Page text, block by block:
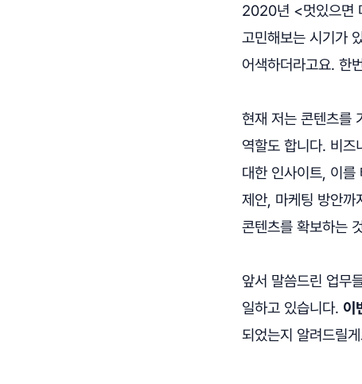
2020년 <멋있으면
고민해보는 시기가
어색하더라고요. 한
현재 저는 콘텐츠를
역할도 합니다. 비즈
대한 인사이트, 이
제안, 마케팅 방안까
콘텐츠를 확보하는
앞서 말씀드린 업무
일하고 있습니다. 이
되었는지 알려드릴